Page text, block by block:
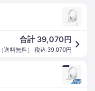
合計 39,070 円
（送料無料） 税込 39,070円